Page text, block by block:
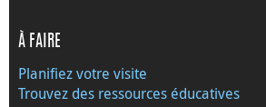
À FAIRE
Planifiez votre visite
Trouvez des ressources éducatives